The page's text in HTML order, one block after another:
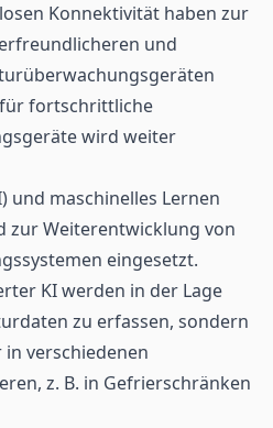
Konnektivität haben zur
und
fortschrittliche
wird weiter
und maschinelles Lernen
zur Weiterentwicklung von
eingesetzt.
KI werden in der Lage
zu erfassen, sondern
verschiedenen
z. B. in Gefrierschränken